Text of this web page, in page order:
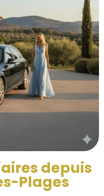
depuis
Plages